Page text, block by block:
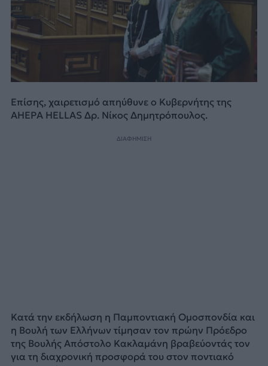
Επίσης, χαιρετισμό απηύθυνε ο Κυβερνήτης της
AHEPA HELLAS Δρ. Νίκος Δημητρόπουλος.
ΔΙΑΦΗΜΙΣΗ
Κατά την εκδήλωση η Παμποντιακή Ομοσπονδία και
η Βουλή των Ελλήνων τίμησαν τον πρώην Πρόεδρο
της Βουλής Απόστολο Κακλαμάνη βραβεύοντάς τον
για τη διαχρονική προσφορά του στον ποντιακό